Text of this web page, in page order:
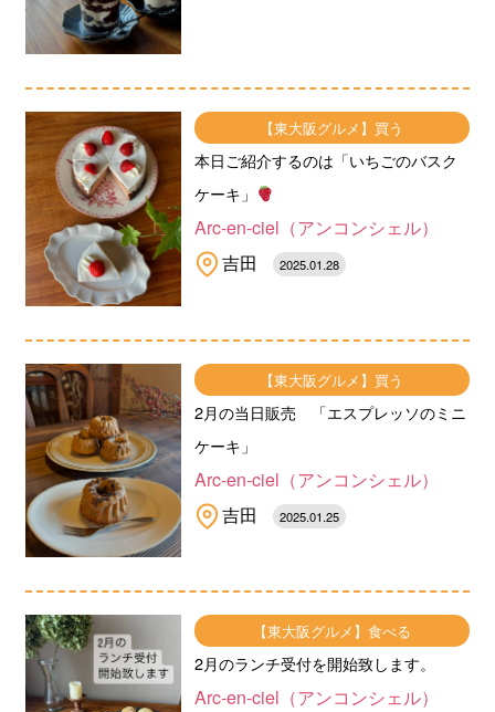
【東大阪グルメ】買う
本日ご紹介するのは「いちごのバスク
ケーキ」
Arc-en-ciel（アンコンシェル）
吉田
2025.01.28
【東大阪グルメ】買う
2月の当日販売 「エスプレッソのミニ
ケーキ」
Arc-en-ciel（アンコンシェル）
吉田
2025.01.25
【東大阪グルメ】食べる
2月のランチ受付を開始致します。
Arc-en-ciel（アンコンシェル）